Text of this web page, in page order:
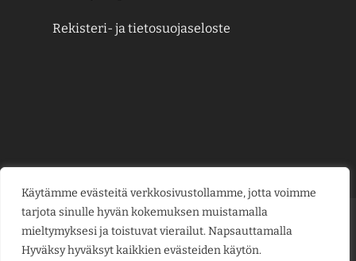
Käytämme evästeitä verkkosivustollamme, jotta voimme
tarjota sinulle hyvän kokemuksen muistamalla
mieltymyksesi ja toistuvat vierailut. Napsauttamalla
Hyväksy hyväksyt kaikkien evästeiden käytön.
Rekisteri- ja tietosuojaseloste
Credit
Card
MasterCard
Visa
Visa
KESÄJUHLAT LAHJAKORTIT